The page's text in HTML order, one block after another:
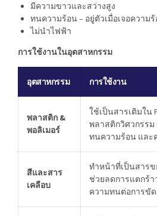
มีความขาวและสว่างสูง
ทนความร้อน – อยู่ตัวเมื่อเจอความ
ไม่นำไฟฟ้า
การใช้งานในอุตสาหกรรม
อุตสาหกรรม การใช้งาน
พลาสติก &
พอลิเมอร์
ใช้เป็นสารเติมใน
พลาสติกวิศวกรรม
ทนความร้อน และ
สีและสาร
เคลือบ
ทำหน้าที่เป็นสารข
ช่วยลดการแตกร้า
ความทนต่อการขั